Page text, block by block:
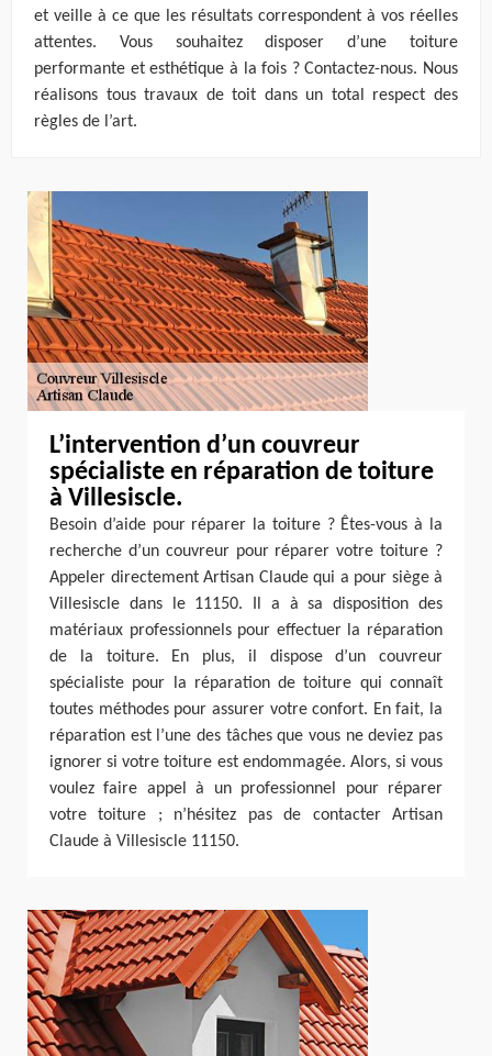
et veille à ce que les résultats correspondent à vos réelles
attentes. Vous souhaitez disposer d’une toiture
performante et esthétique à la fois ? Contactez-nous. Nous
réalisons tous travaux de toit dans un total respect des
règles de l’art.
L’intervention d’un couvreur
spécialiste en réparation de toiture
à Villesiscle.
Besoin d’aide pour réparer la toiture ? Êtes-vous à la
recherche d’un couvreur pour réparer votre toiture ?
Appeler directement Artisan Claude qui a pour siège à
Villesiscle dans le 11150. Il a à sa disposition des
matériaux professionnels pour effectuer la réparation
de la toiture. En plus, il dispose d’un couvreur
spécialiste pour la réparation de toiture qui connaît
toutes méthodes pour assurer votre confort. En fait, la
réparation est l’une des tâches que vous ne deviez pas
ignorer si votre toiture est endommagée. Alors, si vous
voulez faire appel à un professionnel pour réparer
votre toiture ; n’hésitez pas de contacter Artisan
Claude à Villesiscle 11150.